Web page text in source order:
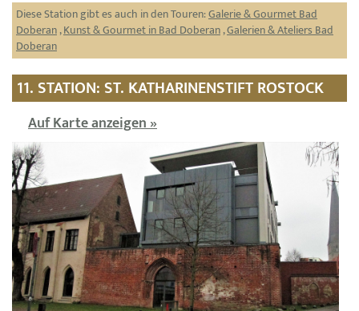
Diese Station gibt es auch in den Touren:Galerie & Gourmet Bad
Doberan,Kunst & Gourmet in Bad Doberan,Galerien & Ateliers Bad
Doberan
11. STATION: ST. KATHARINENSTIFT ROSTOCK
Auf Karte anzeigen »